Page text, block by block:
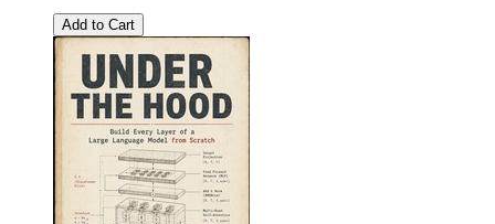
Add to Cart